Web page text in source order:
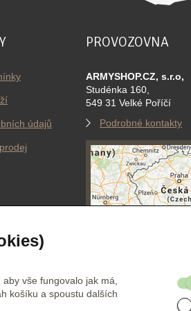
vše fungovalo jak má,
košíku a spoustu dalších
údajů
PROVOZOVNA
ARMYSHOP.CZ, s.r.o,
Studénka 160,
549 31 Velké Poříčí
Podrobné kontakty